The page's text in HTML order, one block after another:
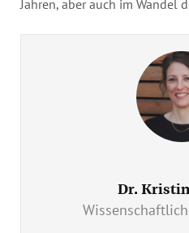
Jahren, aber auch im Wandel
Dr.